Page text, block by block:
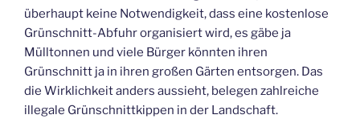
überhaupt keine Notwendigkeit, dass eine kostenlose
Grünschnitt-Abfuhr organisiert wird, es gäbe ja
Mülltonnen und viele Bürger könnten ihren
Grünschnitt ja in ihren großen Gärten entsorgen. Das
die Wirklichkeit anders aussieht, belegen zahlreiche
illegale Grünschnittkippen in der Landschaft.